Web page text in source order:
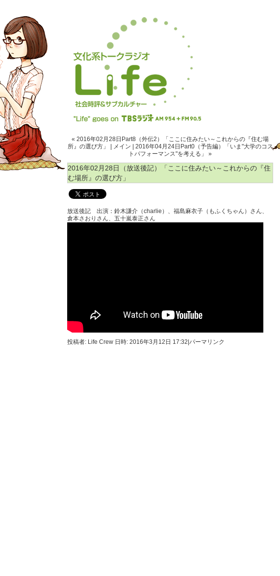
« 2016年02月28日Part8（外伝2）「ここに住みたい～これからの『住む場
所』の選び方」
メイン
2016年04月24日Part0（予告編）「いま"大学のコス
トパフォーマンス"を考える」 »
2016年02月28日（放送後記）「ここに住みたい～これからの『住
む場所』の選び方」
放送後記 出演：鈴木謙介（charlie）、福島麻衣子（もふくちゃん）さん、
倉本さおりさん、五十嵐泰正さん
投稿者: Life Crew 日時: 2016年3月12日 17:32 パーマリンク